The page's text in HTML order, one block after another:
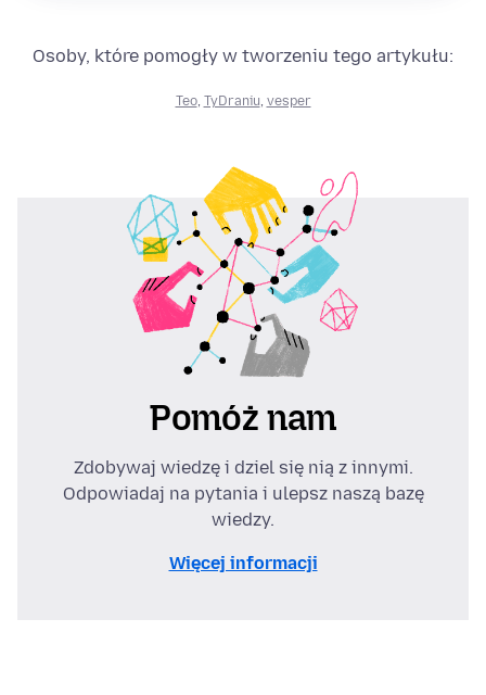
Osoby, które pomogły w tworzeniu tego artykułu:
Teo, TyDraniu, vesper
Pomóż nam
Zdobywaj wiedzę i dziel się nią z innymi.
Odpowiadaj na pytania i ulepsz naszą bazę
wiedzy.
Więcej informacji